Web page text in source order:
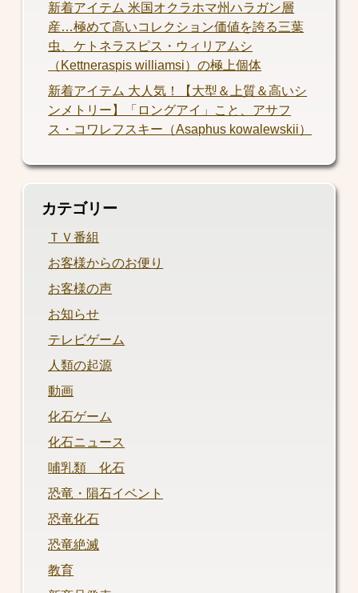
新着アイテム 米国オクラホマ州ハラガン層
産…極めて高いコレクション価値を誇る三葉
虫、ケトネラスピス・ウィリアムシ
（Kettneraspis williamsi）の極上個体
新着アイテム 大人気！【大型＆上質＆高いシ
ンメトリー】「ロングアイ」こと、アサフ
ス・コワレフスキー（Asaphus kowalewskii）
カテゴリー
ＴＶ番組
お客様からのお便り
お客様の声
お知らせ
テレビゲーム
人類の起源
動画
化石ゲーム
化石ニュース
哺乳類 化石
恐竜・隕石イベント
恐竜化石
恐竜絶滅
教育